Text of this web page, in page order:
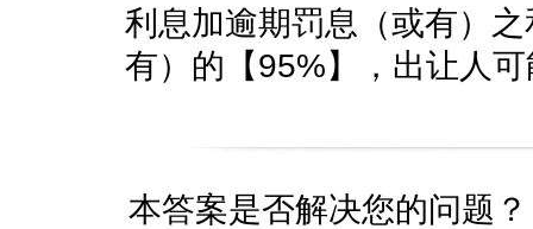
利息加逾期罚息（或有）
有）的【95%】，出让人
本答案是否解决您的问题？